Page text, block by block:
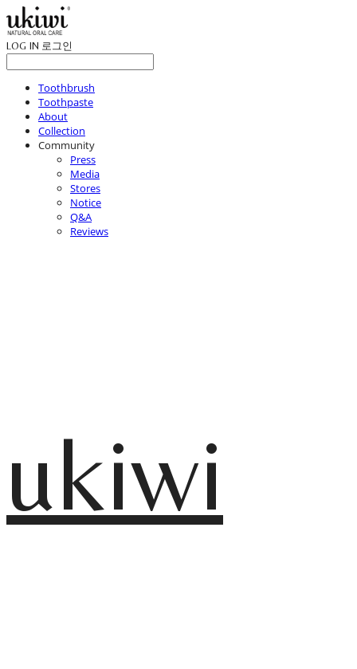
LOG IN 로그인
Toothbrush
Toothpaste
About
Collection
Community
Press
Media
Stores
Notice
Q&A
Reviews
ukiwi